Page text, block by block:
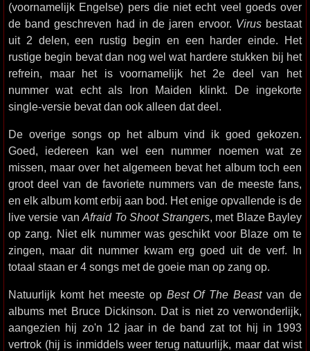
(voornamelijk Engelse) pers die niet echt veel goeds over
de band geschreven had in de jaren ervoor. Virusbestaat
uit 2 delen, een rustig begin en een harder einde. Het
rustige begin bevat dan nog wel wat hardere stukken bij het
refrein, maar het is voornamelijk het 2e deel van het
nummer wat echt als Iron Maiden klinkt. De ingekorte
single-versie bevat dan ook alleen dat deel.
De overige songs op het album vind ik goed gekozen.
Goed, iedereen kan wel een nummer noemen wat ze
missen, maar over het algemeen bevat het album toch een
groot deel van de favoriete nummers van de meeste fans,
en elk album komt erbij aan bod. Het enige opvallende is de
live versie vanAfraid To Shoot Strangers, met Blaze Bayley
op zang. Niet elk nummer was geschikt voor Blaze om te
zingen, maar dit nummer kwam erg goed uit de verf. In
totaal staan er 4 songs met de goeie man op zang op.
Natuurlijk komt het meeste op Best Of The Beastvan de
albums met Bruce Dickinson. Dat is niet zo verwonderlijk,
aangezien hij zo'n 12 jaar in de band zat tot hij in 1993
vertrok (hij is inmiddels weer terug natuurlijk, maar dat wist